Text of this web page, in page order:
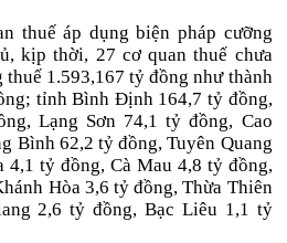
thuế áp dụng biện pháp cưỡng
kịp thời, 27 cơ quan thuế chưa
1.593,167 tỷ đồng như thành
tỉnh Bình Định 164,7 tỷ đồng,
Lạng Sơn 74,1 tỷ đồng, Cao
Bình 62,2 tỷ đồng, Tuyên Quang
4,1 tỷ đồng, Cà Mau 4,8 tỷ đồng,
Hòa 3,6 tỷ đồng, Thừa Thiên
2,6 tỷ đồng, Bạc Liêu 1,1 tỷ